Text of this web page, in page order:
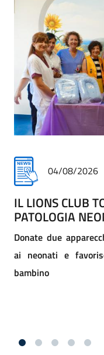
30/07/2026
IL DONO
COME UN GESTO DI
VITA